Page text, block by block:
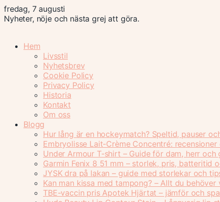
fredag, 7 augusti
Nyheter, nöje och nästa grej att göra.
Hem
Livsstil
Nyhetsbrev
Cookie Policy
Privacy Policy
Historia
Kontakt
Om oss
Blogg
Hur lång är en hockeymatch? Speltid, pauser
Embryolisse Lait-Crème Concentré:
Under Armour T-shirt – Guide för dam, herr och
Garmin Fenix 8 51 mm – storlek, pris, batteritid
JYSK dra på lakan – guide med storlekar och
Kan man kissa med tampong? – Allt du behöver
TBE-vaccin pris Apotek Hjärtat – jämför och